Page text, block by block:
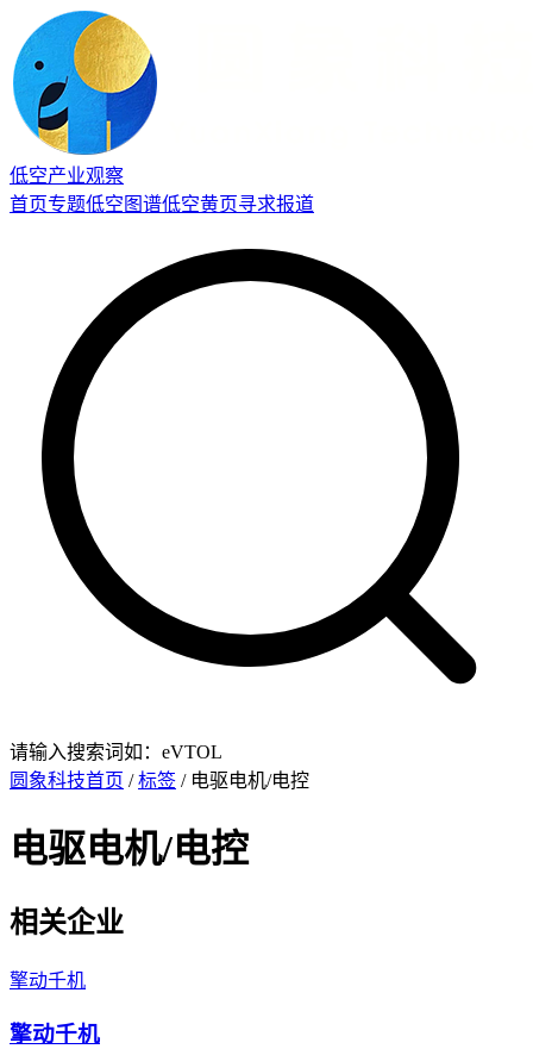
低空产业观察
首页专题低空图谱低空黄页寻求报道
请输入搜索词如：eVTOL
圆象科技首页 /标签 / 电驱电机/电控
电驱电机/电控
相关企业
擎动千机
擎动千机